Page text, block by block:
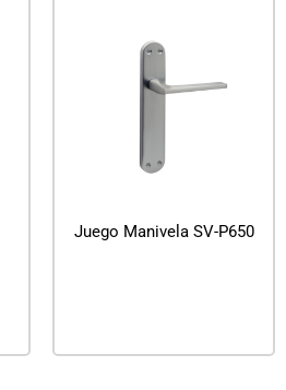
Juego Manivela SV-P650